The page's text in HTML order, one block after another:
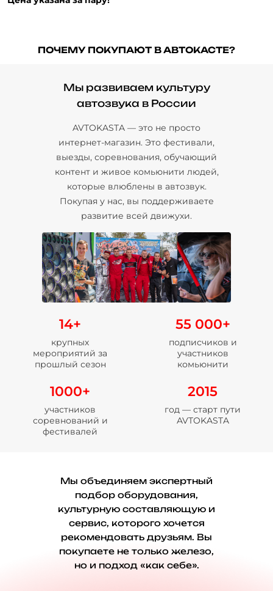
ПОЧЕМУ ПОКУПАЮТ В АВТОКАСТЕ?
Мы развиваем культуру
автозвука в России
AVTOKASTA — это не просто
интернет-магазин. Это фестивали,
выезды, соревнования, обучающий
контент и живое комьюнити людей,
которые влюблены в автозвук.
Покупая у нас, вы поддерживаете
развитие всей движухи.
14+
крупных
мероприятий за
прошлый сезон
55 000+
подписчиков и
участников
комьюнити
1000+
участников
соревнований и
фестивалей
2015
год — старт пути
AVTOKASTA
Мы объединяем экспертный
подбор оборудования,
культурную составляющую и
сервис, которого хочется
рекомендовать друзьям. Вы
покупаете не только железо,
но и подход «как себе».